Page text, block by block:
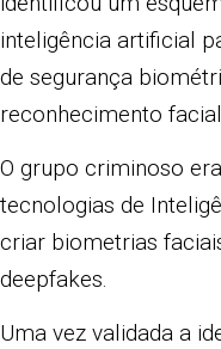
inteligência artificial
de segurança
reconhecimento facial.
O grupo criminoso
tecnologias de
criar biometrias
deepfakes.
Uma vez validada a